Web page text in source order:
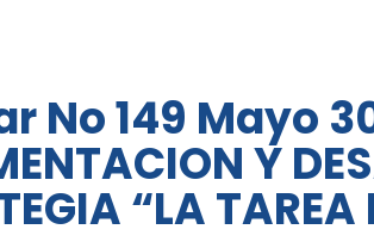
No 149 Mayo
Y
“LA TAREA